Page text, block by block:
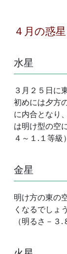
４月の惑星
水星
３月２５日に
初めには夕方
に内合となり
は明け型の空
４～１.１等級）
金星
明け方の東の
くなるでしょう
（明るさ－３.